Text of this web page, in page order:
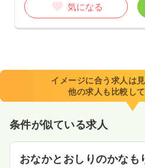
気になる
イメージに合う求人は
他の求人も比較し
条件が似ている求人
おなかとおしりのかなも